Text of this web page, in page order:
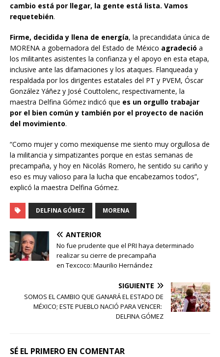
cambio está por llegar, la gente está lista. Vamos
requetebién.
Firme, decidida y llena de energía, la precandidata única de
MORENA a gobernadora del Estado de México agradeció a
los militantes asistentes la confianza y el apoyo en esta etapa,
inclusive ante las difamaciones y los ataques. Flanqueada y
respaldada por los dirigentes estatales del PT y PVEM, Óscar
González Yáñez y José Couttolenc, respectivamente, la
maestra Delfina Gómez indicó que es un orgullo trabajar
por el bien común y también por el proyecto de nación
del movimiento.
“Como mujer y como mexiquense me siento muy orgullosa de
la militancia y simpatizantes porque en estas semanas de
precampaña, y hoy en Nicolás Romero, he sentido su cariño y
eso es muy valioso para la lucha que encabezamos todos”,
explicó la maestra Delfina Gómez.
DELFINA GÓMEZ MORENA
ANTERIOR
No fue prudente que el PRI haya determinado
realizar su cierre de precampaña
en Texcoco: Maurilio Hernández
SIGUIENTE
SOMOS EL CAMBIO QUE GANARÁ EL ESTADO DE
MÉXICO; ESTE PUEBLO NACIÓ PARA VENCER:
DELFINA GÓMEZ
SÉ EL PRIMERO EN COMENTAR